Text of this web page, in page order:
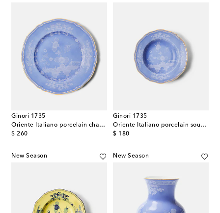
Ginori 1735
Oriente Italiano porcelain charger plate
$ 260
original price
Ginori 1735
Oriente Italiano porcelain soup plate
$ 180
original price
New Season New Season